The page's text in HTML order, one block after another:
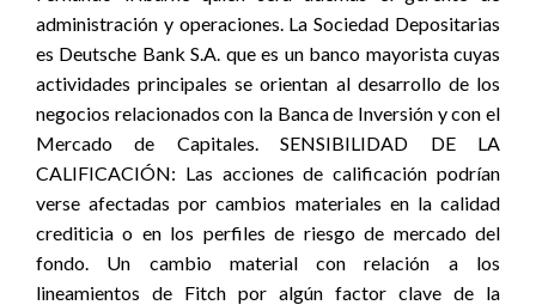
administración y operaciones. La Sociedad Depositarias
es Deutsche Bank S.A. que es un banco mayorista cuyas
actividades principales se orientan al desarrollo de los
negocios relacionados con la Banca de Inversión y con el
Mercado de Capitales. SENSIBILIDAD DE LA
CALIFICACIÓN: Las acciones de calificación podrían
verse afectadas por cambios materiales en la calidad
crediticia o en los perfiles de riesgo de mercado del
fondo. Un cambio material con relación a los
lineamientos de Fitch por algún factor clave de la